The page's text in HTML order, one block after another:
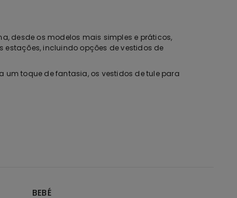
desde os modelos mais simples e práticos,
incluindo opções de vestidos de
um toque de fantasia, os vestidos de tule para
e alegres.
BEBÉ